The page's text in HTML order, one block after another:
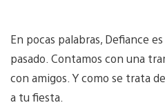
En pocas palabras, Defiance
pasado. Contamos con una
con amigos. Y como se trata
a tu fiesta.